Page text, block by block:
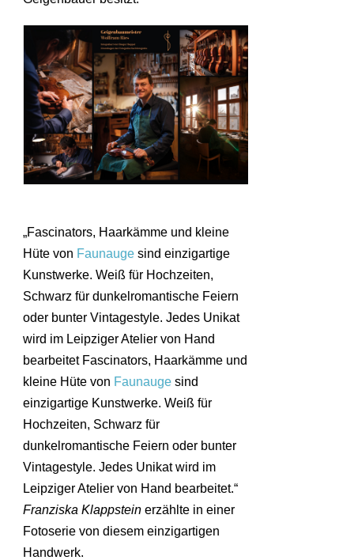
„Fascinators, Haarkämme und kleine
Hüte von Faunauge sind einzigartige
Kunstwerke. Weiß für Hochzeiten,
Schwarz für dunkelromantische Feiern
oder bunter Vintagestyle. Jedes Unikat
wird im Leipziger Atelier von Hand
bearbeitet Fascinators, Haarkämme und
kleine Hüte von Faunauge sind
einzigartige Kunstwerke. Weiß für
Hochzeiten, Schwarz für
dunkelromantische Feiern oder bunter
Vintagestyle. Jedes Unikat wird im
Leipziger Atelier von Hand bearbeitet.“
Franziska Klappstein erzählte in einer
Fotoserie von diesem einzigartigen
Handwerk.